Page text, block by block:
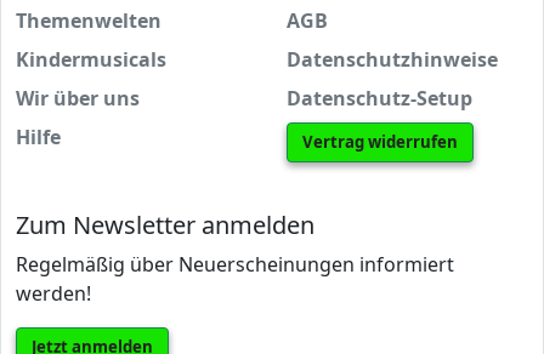
Themenwelten
Kindermusicals
Wir über uns
Hilfe
AGB
Datenschutzhinweise
Datenschutz-Setup
Vertrag widerrufen
Zum Newsletter anmelden
Regelmäßig über Neuerscheinungen informiert
werden!
Jetzt anmelden